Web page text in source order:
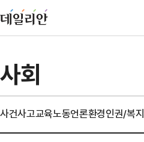
사회
사건사고교육노동언론환경인권/복지